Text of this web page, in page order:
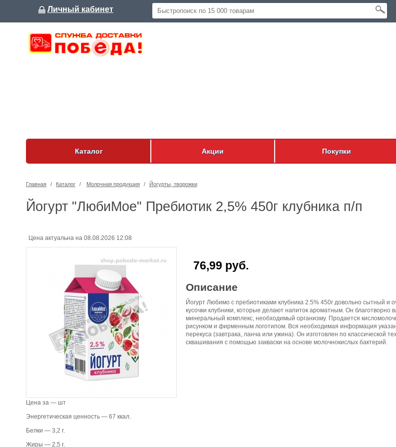
Личный кабинет
Каталог Акции Покупки
Главная / Каталог / Молочная продукция / Йогурты, творожки
Йогурт "ЛюбиМое" Пребиотик 2,5% 450г клубника п/п
Цена актуальна на 08.08.2026 12:08
76,99 руб.
Описание
Йогурт Любимо с пребиотиками клубника 2.5% 450г довольно сытный и
кусочки клубники, которые делают напиток ароматным. Он
минеральный комплекс, необходимый организму. Продается
рисунком и фирменным логотипом. Вся необходимая информация
перекуса (завтрака, ланча или ужина). Он изготовлен по классической
сквашивания с помощью закваски на основе молочнокислых бактерий.
Цена за — шт
Энергетическая ценность — 67 ккал.
Белки — 3,2 г.
Жиры — 2,5 г.